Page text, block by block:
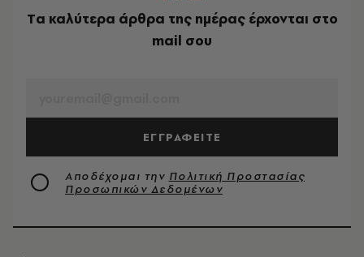
Tα καλύτερα άρθρα της ημέρας έρχονται στο
mail σου
ΕΓΓΡΑΦΕΙΤΕ
Αποδέχομαι την Πολιτική Προστασίας
Προσωπικών Δεδομένων